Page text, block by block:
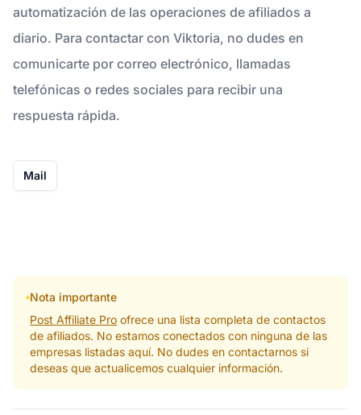
automatización de las operaciones de afiliados a
diario. Para contactar con Viktoria, no dudes en
comunicarte por correo electrónico, llamadas
telefónicas o redes sociales para recibir una
respuesta rápida.
Mail
Nota importante
Post Affiliate Pro ofrece una lista completa de contactos
de afiliados. No estamos conectados con ninguna de las
empresas listadas aquí. No dudes en contactarnos si
deseas que actualicemos cualquier información.